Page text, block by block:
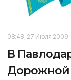
08:48, 27 Июля 2009
В
Дорожной